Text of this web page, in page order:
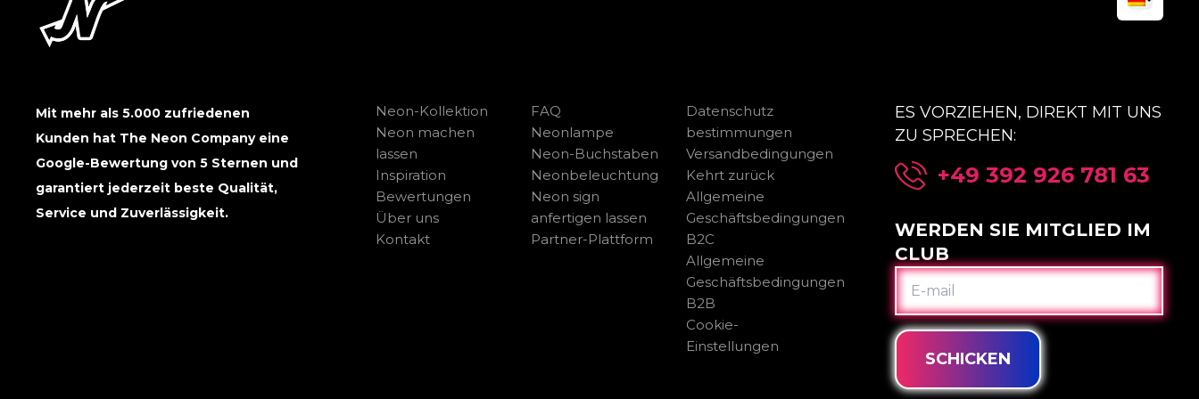
Mit mehr als 5.000 zufriedenen
Kunden hat The Neon Company eine
Google-Bewertung von 5 Sternen und
garantiert jederzeit beste Qualität,
Service und Zuverlässigkeit.
Neon-Kollektion
Neon machen
lassen
Inspiration
Bewertungen
Über uns
Kontakt
FAQ
Neonlampe
Neon-Buchstaben
Neonbeleuchtung
Neon sign
anfertigen lassen
Partner-Plattform
Datenschutz
bestimmungen
Versandbedingungen
Kehrt zurück
Allgemeine
Geschäftsbedingungen
B2C
Allgemeine
Geschäftsbedingungen
B2B
Cookie-
Einstellungen
ES VORZIEHEN, DIREKT MIT UNS
ZU SPRECHEN:
+49 392 926 781 63
WERDEN SIE MITGLIED IM
CLUB
E-
MAIL
SCHICKEN